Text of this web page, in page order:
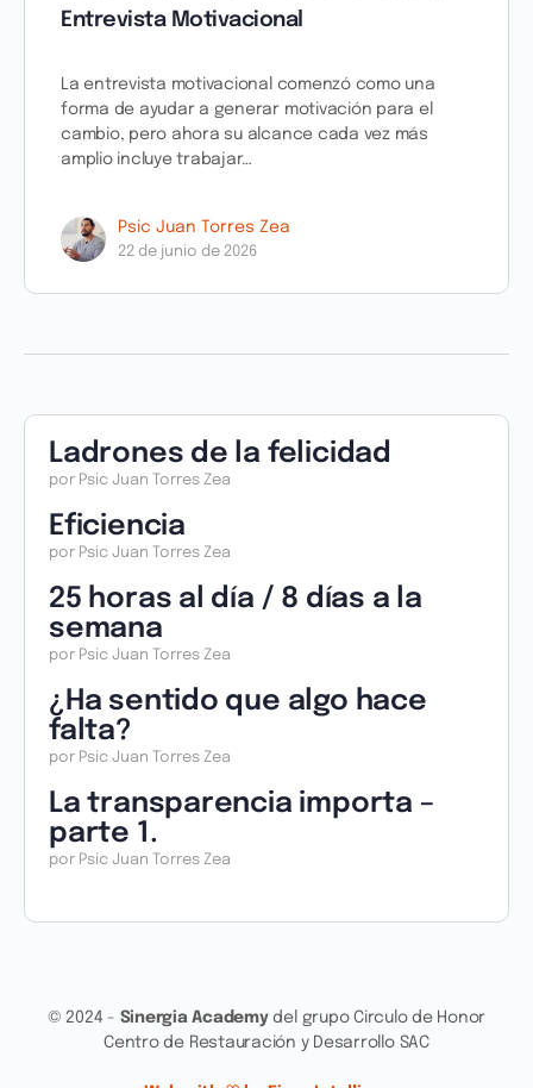
Entrevista Motivacional
La entrevista motivacional comenzó como una
forma de ayudar a generar motivación para el
cambio, pero ahora su alcance cada vez más
amplio incluye trabajar…
Psic Juan Torres Zea
22 de junio de 2026
Ladrones de la felicidad
por Psic Juan Torres Zea
Eficiencia
por Psic Juan Torres Zea
25 horas al día / 8 días a la
semana
por Psic Juan Torres Zea
¿Ha sentido que algo hace
falta?
por Psic Juan Torres Zea
La transparencia importa –
parte 1.
por Psic Juan Torres Zea
© 2024 - Sinergia Academydel grupo Circulo de Honor
Centro de Restauración y Desarrollo SAC